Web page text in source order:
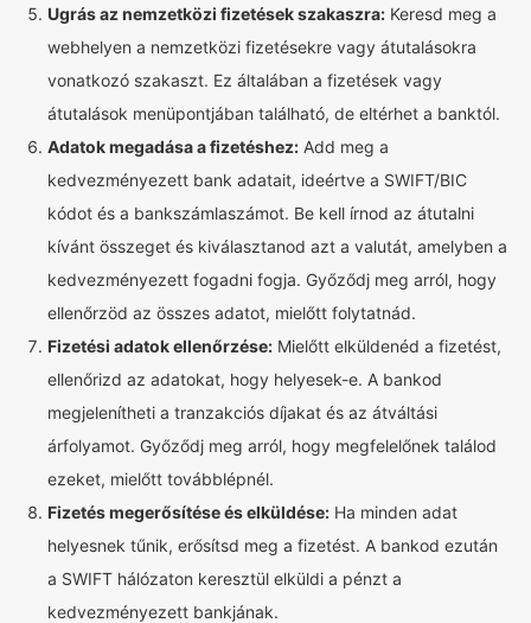
Ugrás az nemzetközi fizetések szakaszra: Keresd meg a
webhelyen a nemzetközi fizetésekre vagy átutalásokra
vonatkozó szakaszt. Ez általában a fizetések vagy
átutalások menüpontjában található, de eltérhet a banktól.
Adatok megadása a fizetéshez: Add meg a
kedvezményezett bank adatait, ideértve a SWIFT/BIC
kódot és a bankszámlaszámot. Be kell írnod az átutalni
kívánt összeget és kiválasztanod azt a valutát, amelyben a
kedvezményezett fogadni fogja. Győződj meg arról, hogy
ellenőrzöd az összes adatot, mielőtt folytatnád.
Fizetési adatok ellenőrzése: Mielőtt elküldenéd a fizetést,
ellenőrizd az adatokat, hogy helyesek-e. A bankod
megjelenítheti a tranzakciós díjakat és az átváltási
árfolyamot. Győződj meg arról, hogy megfelelőnek találod
ezeket, mielőtt továbblépnél.
Fizetés megerősítése és elküldése: Ha minden adat
helyesnek tűnik, erősítsd meg a fizetést. A bankod ezután
a SWIFT hálózaton keresztül elküldi a pénzt a
kedvezményezett bankjának.